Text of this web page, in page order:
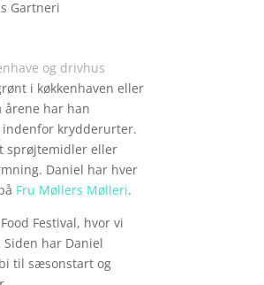
og drivhus
i køkkenhaven eller
årene har han
krydderurter.
sprøjtemidler eller
Daniel har hver
Fru Møllers Mølleri.
Festival, hvor vi
har Daniel
til sæsonstart og